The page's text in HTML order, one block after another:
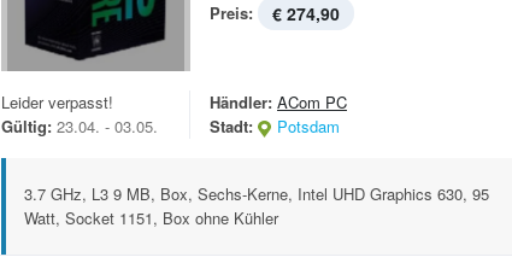
Preis: € 274,90
Leider verpasst!
Gültig: 23.04. - 03.05.
Händler: ACom PC
Stadt:
Potsdam
3.7 GHz, L3 9 MB, Box, Sechs-Kerne, Intel UHD Graphics 630, 95
Watt, Socket 1151, Box ohne Kühler